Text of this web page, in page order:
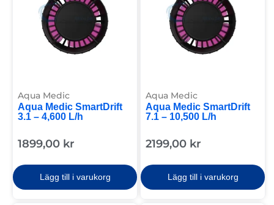
Aqua Medic SmartDrift
3.1 – 4,600 L/h
1899,00 kr
Lägg till i varukorg
Aqua Medic
Aqua Medic SmartDrift
7.1 – 10,500 L/h
2199,00 kr
Lägg till i varukorg
Aqua Medic